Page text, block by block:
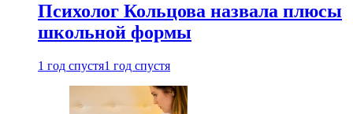
Психолог Кольцова назвала плюсы
школьной формы
1 год спустя1 год спустя